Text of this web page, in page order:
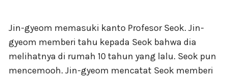
Jin-gyeom memasuki kanto Profesor Seok. Jin-
gyeom memberi tahu kepada Seok bahwa dia
melihatnya di rumah 10 tahun yang lalu. Seok pun
mencemooh. Jin-gyeom mencatat Seok memberi